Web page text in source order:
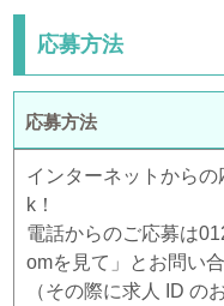
応募方法
応募方法
インターネットから
k！
電話からのご応募は
omを見て」とお問い
（その際に求人 ID の